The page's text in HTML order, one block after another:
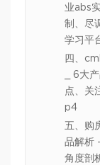
业abs
制、尽
学习平
四、
_ 6大
点、关
p4
五、购
品解析
角度剖